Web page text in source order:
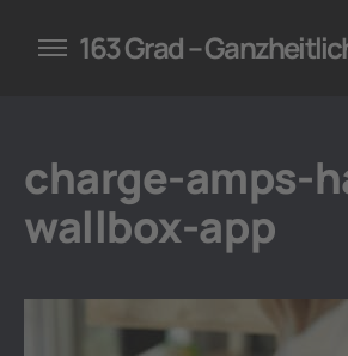
für Unternehmen
163 Grad –
charge-amps-
wallbox-app